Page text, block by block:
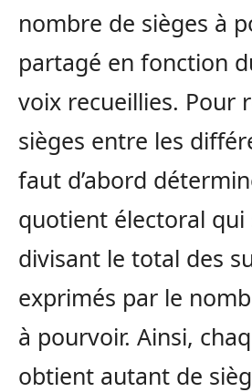
nombre de sièges à
partagé en fonction
voix recueillies. Pour
sièges entre les
faut d’abord
quotient électoral qui
divisant le total des
exprimés par le
à pourvoir. Ainsi,
obtient autant de